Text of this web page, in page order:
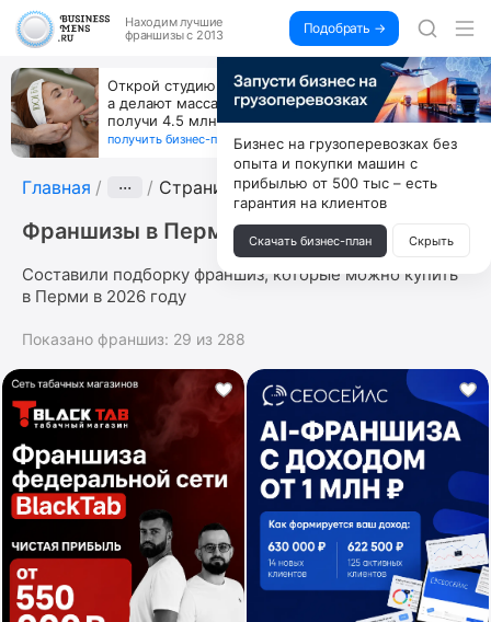
Находим лучшие
франшизы с 2013
Подобрать →
Открой студию, где не колют и не режут,
а делают массаж лица руками и в первый же год
получи 4.5 млн
получить бизнес-план ↓
Главная ··· Страница 2
Франшизы в Перми
Составили подборку франшиз, которые можно купить
в Перми в 2026 году
Показано франшиз: 29 из 288
Бизнес на грузоперевозках без
опыта и покупки машин с
прибылью от 500 тыс – есть
гарантия на клиентов
Скачать бизнес-план Скрыть